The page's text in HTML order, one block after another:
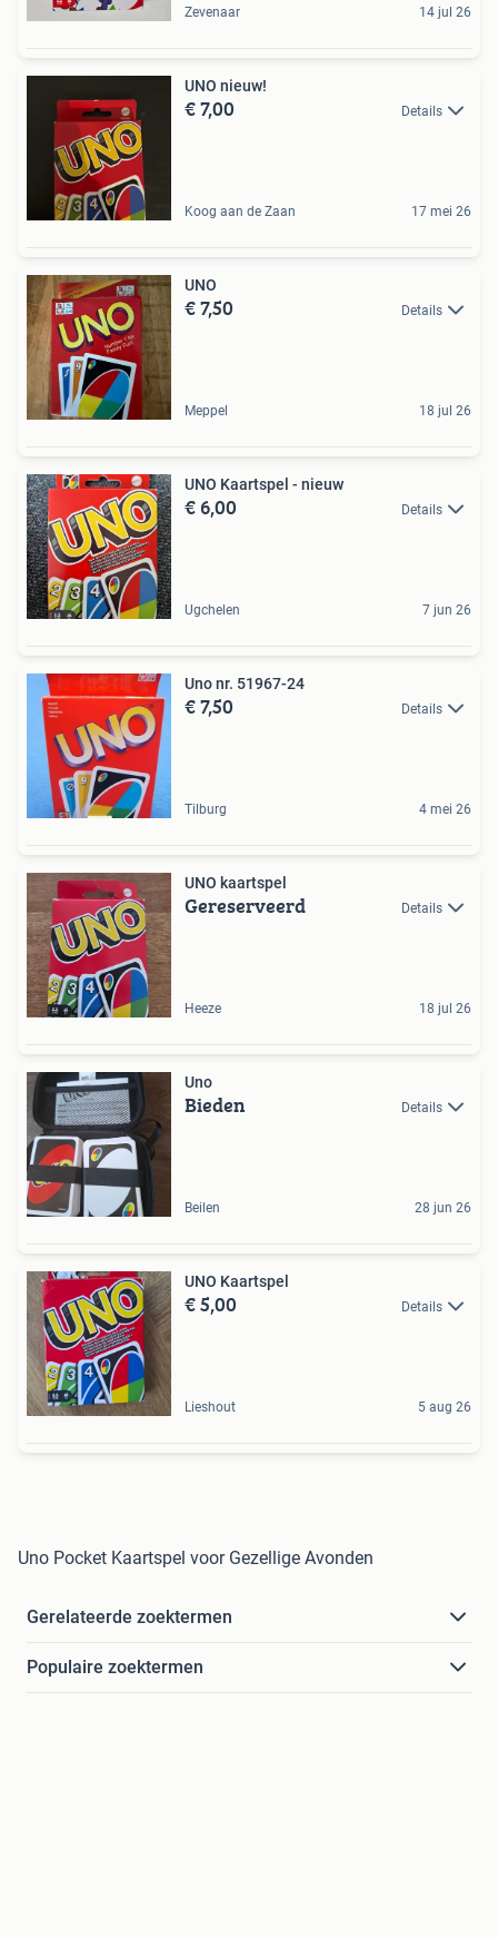
Zevenaar 14 jul 26
UNO nieuw!
€ 7,00 Details
Koog aan de Zaan 17 mei 26
UNO
€ 7,50 Details
Meppel 18 jul 26
UNO Kaartspel - nieuw
€ 6,00 Details
Ugchelen 7 jun 26
Uno nr. 51967-24
€ 7,50 Details
Tilburg 4 mei 26
UNO kaartspel
Gereserveerd Details
Heeze 18 jul 26
Uno
Bieden Details
Beilen 28 jun 26
UNO Kaartspel
€ 5,00 Details
Lieshout 5 aug 26
Uno Pocket Kaartspel voor Gezellige Avonden
Gerelateerde zoektermen
Populaire zoektermen